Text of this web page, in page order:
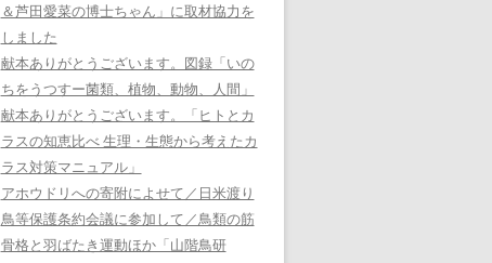
＆芦田愛菜の博士ちゃん」に取材協力を
しました
献本ありがとうございます。図録「いの
ちをうつすー菌類、植物、動物、人間」
献本ありがとうございます。「ヒトとカ
ラスの知恵比べ 生理・生態から考えたカ
ラス対策マニュアル」
アホウドリへの寄附によせて／日米渡り
鳥等保護条約会議に参加して／鳥類の筋
骨格と羽ばたき運動ほか「山階鳥研